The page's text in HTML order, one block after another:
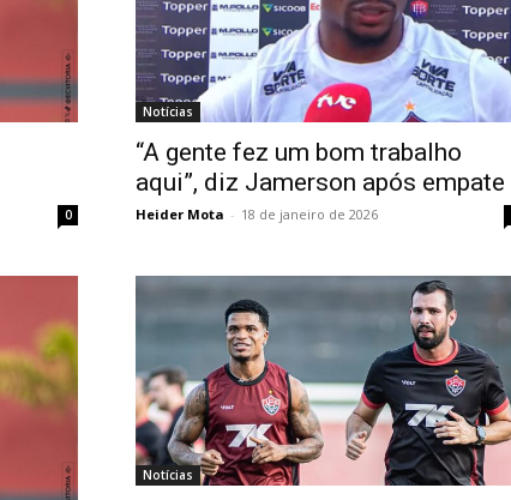
0
Notícias
“A gente fez um bom trabalho
aqui”, diz Jamerson após empate
Heider Mota - 18 de janeiro de 2026
Notícias